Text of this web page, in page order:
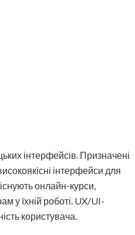
інтерфейсів. Призначені
інтерфейси для
онлайн-курси,
у їхній роботі. UX/UI-
користувача.